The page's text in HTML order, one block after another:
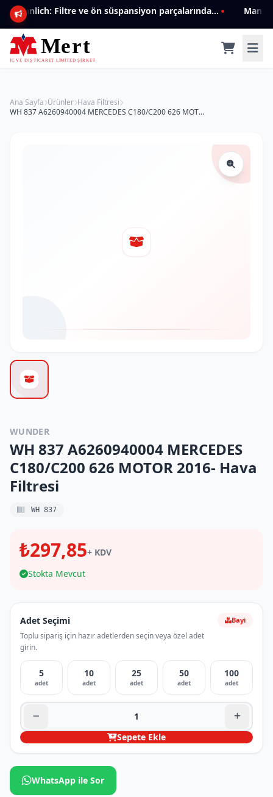
Mannlich: Filtre ve ön süspansiyon parçalarında genişleyen ürün yelpazesiyle kalite ve güven.
Ana Sayfa Ürünler Hava Filtresi
WH 837 A6260940004 MERCEDES C180/C200 626 MOTOR 2016- Hava Filtresi
WUNDER
WH 837 A6260940004 MERCEDES
C180/C200 626 MOTOR 2016- Hava
Filtresi
WH 837
₺297,85+ KDV
Stokta Mevcut
Adet Seçimi
Toplu sipariş için hazır adetlerden seçin veya özel adet
girin.
Bayi
5
adet
10
adet
25
adet
50
adet
100
adet
Sepete Ekle
WhatsApp ile Sor